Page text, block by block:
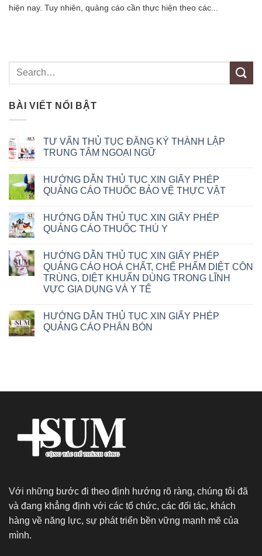
hiện nay. Tuy nhiên, quảng cáo cần thực hiện theo các...
BÀI VIẾT NỔI BẬT
TƯ VẤN THỦ TỤC ĐĂNG KÝ THÀNH LẬP
TRUNG TÂM NGOẠI NGỮ
HƯỚNG DẪN THỦ TỤC XIN GIẤY PHÉP
QUẢNG CÁO THUỐC BẢO VỆ THỰC VẬT
HƯỚNG DẪN THỦ TỤC XIN GIẤY PHÉP
QUẢNG CÁO THUỐC THÚ Y
HƯỚNG DẪN THỦ TỤC XIN GIẤY PHÉP
QUẢNG CÁO HOÁ CHẤT, CHẾ PHẨM DIỆT CÔN
TRÙNG, DIỆT KHUẨN DÙNG TRONG LĨNH
VỰC GIA DỤNG VÀ Y TẾ
HƯỚNG DẪN THỦ TỤC XIN GIẤY PHÉP
QUẢNG CÁO PHÂN BÓN
Với những bước đi theo định hướng rõ ràng, chúng tôi đã
và đang khẳng định với các tổ chức, các đối tác, khách
hàng về năng lực, sự phát triển bền vững mạnh mẽ của
mình.